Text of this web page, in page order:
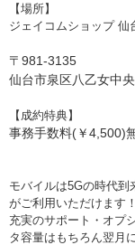
【場所】
ジェイコムショップ 仙
〒981-3135
仙台市泉区八乙女中
【成約特典】
事務手数料(￥4,500)
モバイルは5Gの時代到
がご利用いただけます！
充実のサポート・オプ
タ容量はもちろん翌月